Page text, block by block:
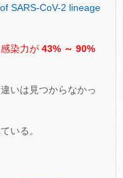
SARS-CoV-2 lineage
感染力が 43% ～ 90%
いは見つからなかっ
いる。